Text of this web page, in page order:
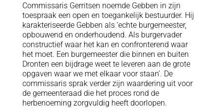
Commissaris Gerritsen noemde Gebben in zijn
toespraak een open en toegankelijk bestuurder. Hij
karakteriseerde Gebben als ‘echte burgemeester,
opbouwend en onderhoudend. Als burgervader
constructief waar het kan en confronterend waar
het moet. Een burgemeester die binnen en buiten
Dronten een bijdrage weet te leveren aan de grote
opgaven waar we met elkaar voor staan’. De
commissaris sprak verder zijn waardering uit voor
de gemeenteraad die het proces rond de
herbenoeming zorgvuldig heeft doorlopen.